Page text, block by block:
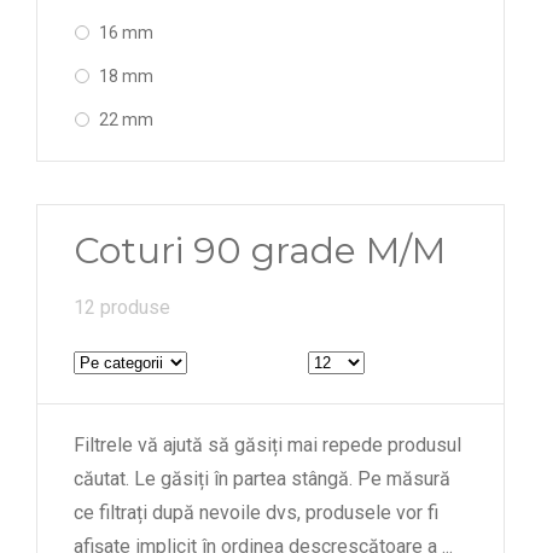
16 mm
18 mm
22 mm
28 mm
35 mm
42 mm
76 mm
Coturi 90 grade M/M
12 produse
Filtrele vă ajută să găsiți mai repede produsul
căutat. Le găsiți în partea stângă. Pe măsură
ce filtrați după nevoile dvs, produsele vor fi
afișate implicit în ordinea descrescătoare a ...